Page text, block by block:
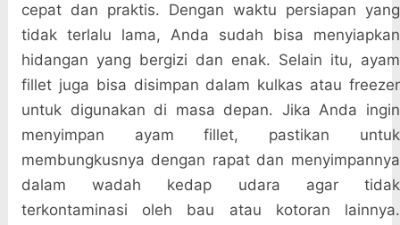
cepat dan praktis. Dengan waktu persiapan yang
tidak terlalu lama, Anda sudah bisa menyiapkan
hidangan yang bergizi dan enak. Selain itu, ayam
fillet juga bisa disimpan dalam kulkas atau freezer
untuk digunakan di masa depan. Jika Anda ingin
menyimpan ayam fillet, pastikan untuk
membungkusnya dengan rapat dan menyimpannya
dalam wadah kedap udara agar tidak
terkontaminasi oleh bau atau kotoran lainnya.